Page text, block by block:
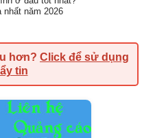
năm 2026
hơn? Click để sử dụng
tin